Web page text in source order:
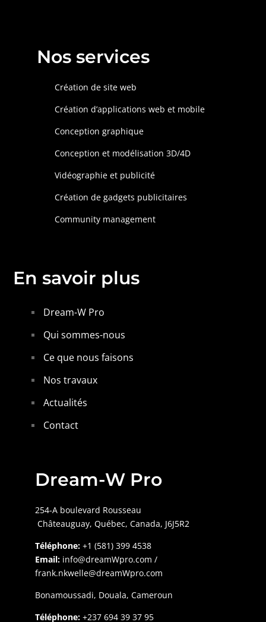
Nos services
Création de site web
Création d’applications web et mobile
Conception graphique
Conception et modélisation 3D/4D
Vidéographie et publicité
Création de gadgets publicitaires
Community management
En savoir plus
Dream-W Pro
Qui sommes-nous
Ce que nous faisons
Nos travaux
Actualités
Contact
Dream-W Pro
254-A boulevard Rousseau
Châteauguay,Québec, Canada, J6J5R2
Téléphone: +1 (581) 399 4538
Email: info@dreamWpro.com /
frank.nkwelle@dreamWpro.com
Bonamoussadi, Douala, Cameroun
Téléphone: +237 694 39 37 95